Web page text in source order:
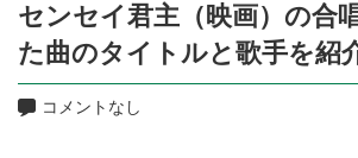
センセイ君主（映画）の合
た曲のタイトルと歌手を紹
コメントなし